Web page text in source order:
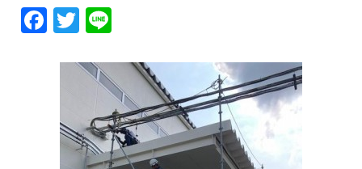
F
a
c
b
o
T
w
itt
er
e